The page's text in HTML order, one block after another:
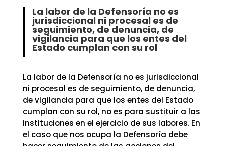
La labor de la Defensoría no es
jurisdiccional ni procesal es de
seguimiento, de denuncia, de
vigilancia para que los entes del
Estado cumplan con su rol
La labor de la Defensoría no es jurisdiccional
ni procesal es de seguimiento, de denuncia,
de vigilancia para que los entes del Estado
cumplan con su rol, no es para sustituir a las
instituciones en el ejercicio de sus labores. En
el caso que nos ocupa la Defensoría debe